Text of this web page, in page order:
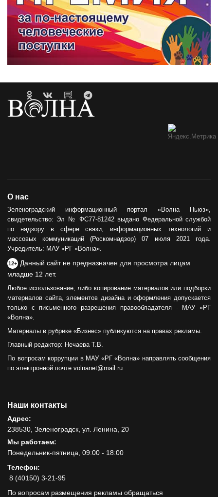
О нас
Зеленоградский информационный портал «Волна Ньюз»,
свидетельство: Эл № ФС77-81242 выдано Федеральной службой
по надзору в сфере связи, информационных технологий и
массовых коммуникаций (Роскомнадзор) 07 июля 2021 года.
Учредитель: МАУ «РГ «Волна».
12+ Данный сайт не предназначен для просмотра лицам
младше 12 лет.
Любое использование, либо копирование материалов или подборки
материалов сайта, элементов дизайна и оформления допускается
только с письменного разрешения правообладателя - МАУ «РГ
«Волна».
Материалы в рубрике «Бизнес» публикуются на правах рекламы.
Главный редактор: Нечаева Т.В.
По вопросам коррупции в МАУ «РГ «Волна» направлять сообщения
по электронной почте volnanet@mail.ru
Наши контакты
Адрес:
238530, Зеленоградск, ул. Ленина, 20
Мы работаем:
Понедельник-пятница, 09:00 - 18:00
Телефон:
8 (40150) 3-21-95
По вопросам размещения рекламы обращаться